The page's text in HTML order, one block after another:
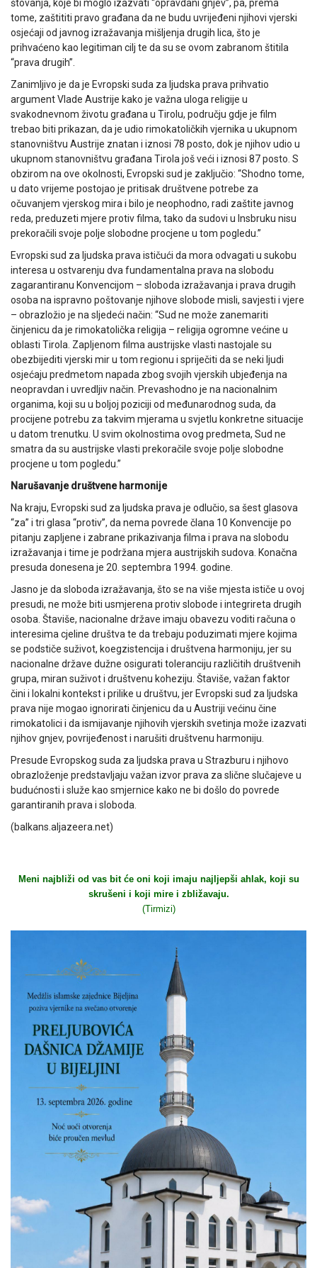
štovanja, koje bi moglo izazvati “opravdani gnjev”, pa, prema
tome, zaštititi pravo građana da ne budu uvrijeđeni njihovi vjerski
osjećaji od javnog izražavanja mišljenja drugih lica, što je
prihvaćeno kao legitiman cilj te da su se ovom zabranom štitila
“prava drugih”.
Zanimljivo je da je Evropski suda za ljudska prava prihvatio
argument Vlade Austrije kako je važna uloga religije u
svakodnevnom životu građana u Tirolu, području gdje je film
trebao biti prikazan, da je udio rimokatoličkih vjernika u ukupnom
stanovništvu Austrije znatan i iznosi 78 posto, dok je njihov udio u
ukupnom stanovništvu građana Tirola još veći i iznosi 87 posto. S
obzirom na ove okolnosti, Evropski sud je zaključio: “Shodno tome,
u dato vrijeme postojao je pritisak društvene potrebe za
očuvanjem vjerskog mira i bilo je neophodno, radi zaštite javnog
reda, preduzeti mjere protiv filma, tako da sudovi u Insbruku nisu
prekoračili svoje polje slobodne procjene u tom pogledu.”
Evropski sud za ljudska prava ističući da mora odvagati u sukobu
interesa u ostvarenju dva fundamentalna prava na slobodu
zagarantiranu Konvencijom – sloboda izražavanja i prava drugih
osoba na ispravno poštovanje njihove slobode misli, savjesti i vjere
– obrazložio je na sljedeći način: “Sud ne može zanemariti
činjenicu da je rimokatolička religija – religija ogromne većine u
oblasti Tirola. Zapljenom filma austrijske vlasti nastojale su
obezbijediti vjerski mir u tom regionu i spriječiti da se neki ljudi
osjećaju predmetom napada zbog svojih vjerskih ubjeđenja na
neopravdan i uvredljiv način. Prevashodno je na nacionalnim
organima, koji su u boljoj poziciji od međunarodnog suda, da
procijene potrebu za takvim mjerama u svjetlu konkretne situacije
u datom trenutku. U svim okolnostima ovog predmeta, Sud ne
smatra da su austrijske vlasti prekoračile svoje polje slobodne
procjene u tom pogledu.”
Narušavanje društvene harmonije
Na kraju, Evropski sud za ljudska prava je odlučio, sa šest glasova
“za” i tri glasa “protiv”, da nema povrede člana 10 Konvencije po
pitanju zapljene i zabrane prikazivanja filma i prava na slobodu
izražavanja i time je podržana mjera austrijskih sudova. Konačna
presuda donesena je 20. septembra 1994. godine.
Jasno je da sloboda izražavanja, što se na više mjesta ističe u ovoj
presudi, ne može biti usmjerena protiv slobode i integrireta drugih
osoba. Štaviše, nacionalne države imaju obavezu voditi računa o
interesima cjeline društva te da trebaju poduzimati mjere kojima
se podstiče suživot, koegzistencija i društvena harmoniju, jer su
nacionalne države dužne osigurati toleranciju različitih društvenih
grupa, miran suživot i društvenu koheziju. Štaviše, važan faktor
čini i lokalni kontekst i prilike u društvu, jer Evropski sud za ljudska
prava nije mogao ignorirati činjenicu da u Austriji većinu čine
rimokatolici i da ismijavanje njihovih vjerskih svetinja može izazvati
njihov gnjev, povrijeđenost i narušiti društvenu harmoniju.
Presude Evropskog suda za ljudska prava u Strazburu i njihovo
obrazloženje predstavljaju važan izvor prava za slične slučajeve u
budućnosti i služe kao smjernice kako ne bi došlo do povrede
garantiranih prava i sloboda.
(balkans.aljazeera.net)
Meni najbliži od vas bit će oni koji imaju najljepši ahlak, koji su
skrušeni i koji mire i zbližavaju.
(Tirmizi)